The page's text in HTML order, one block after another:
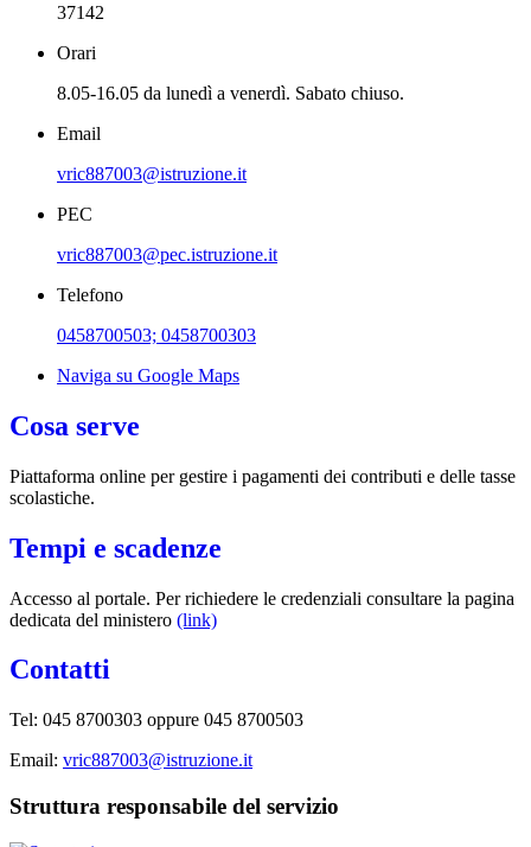
37142
Orari
8.05-16.05 da lunedì a venerdì. Sabato chiuso.
Email
vric887003@istruzione.it
PEC
vric887003@pec.istruzione.it
Telefono
0458700503; 0458700303
Naviga su Google Maps
Cosa serve
Piattaforma online per gestire i pagamenti dei contributi e delle tasse
scolastiche.
Tempi e scadenze
Accesso al portale. Per richiedere le credenziali consultare la pagina
dedicata del ministero (link)
Contatti
Tel: 045 8700303 oppure 045 8700503
Email: vric887003@istruzione.it
Struttura responsabile del servizio